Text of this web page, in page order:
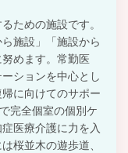
ための施設です。
施設」「施設から
めます。常勤医
ションを中心とし
に向けてのサポー
完全個室の個別ケ
医療介護に力を入
桜並木の遊歩道、